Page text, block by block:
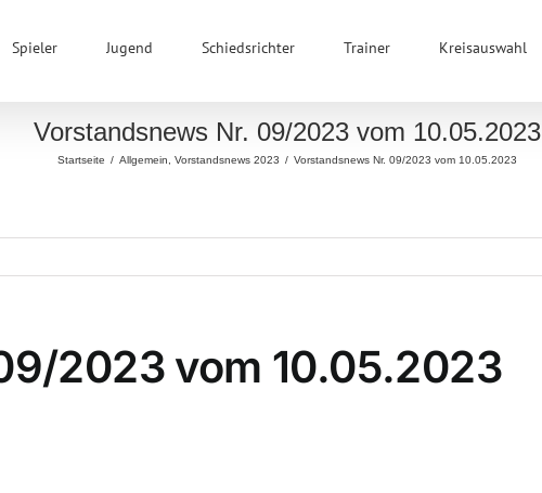
Spieler Jugend Schiedsrichter Trainer Kreisauswahl
Vorstandsnews Nr. 09/2023 vom 10.05.2023
Startseite / Allgemein Vorstandsnews 2023 / Vorstandsnews Nr. 09/2023 vom 10.05.2023
2023 vom 10.05.2023